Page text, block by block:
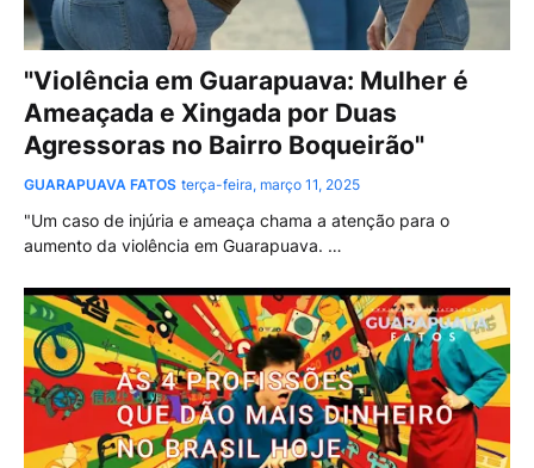
"Violência em Guarapuava: Mulher é
Ameaçada e Xingada por Duas
Agressoras no Bairro Boqueirão"
GUARAPUAVA FATOS terça-feira, março 11, 2025
"Um caso de injúria e ameaça chama a atenção para o
aumento da violência em Guarapuava. …